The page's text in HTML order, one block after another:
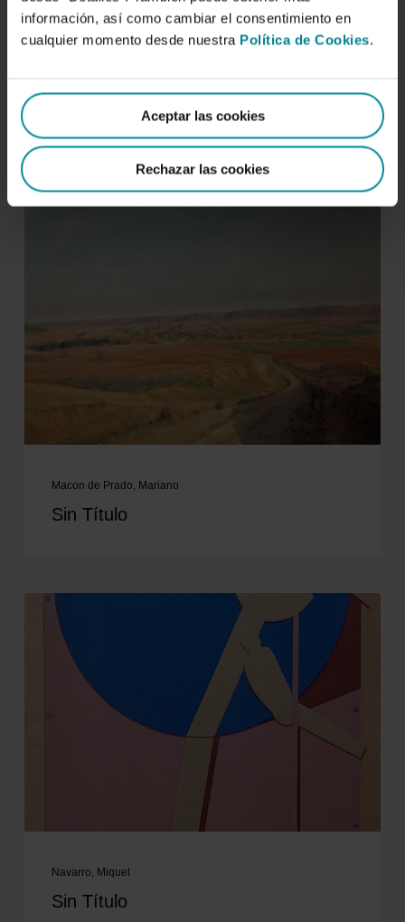
información, así como cambiar el consentimiento en
cualquier momento desde nuestra Política de Cookies.
Aceptar las cookies
Rechazar las cookies
Lahuerta López, Genaro
Macon de Prado, Mariano
Sin Título
Navarro, Miquel
Sin Título